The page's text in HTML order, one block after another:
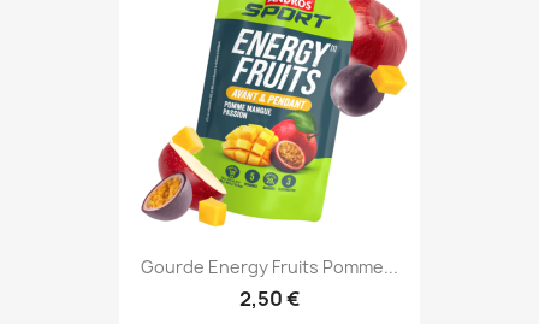
Gourde Energy Fruits Pomme...
2,50 €